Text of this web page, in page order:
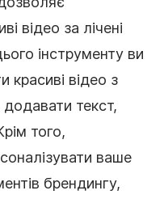
відео за лічені
інструменту ви
відео з
додавати текст,
того,
ваше
брендингу,